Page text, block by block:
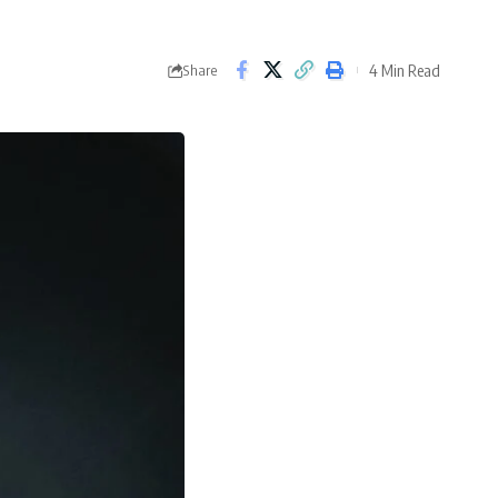
Share 4 Min Read